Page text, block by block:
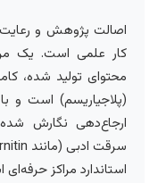
اصالت پژوهش و
کار علمی است. یک
محتوای تولید شده،
(پلاجیاریسم) است و
ارجاع‌دهی نگارش شده
استاندارد مراکز